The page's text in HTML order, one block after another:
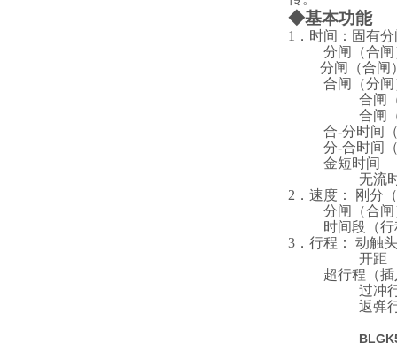
◆基本功能
1 ．时间：固有
分闸（合
分闸（合闸
合闸（分
合闸（分闸
合闸
合-分时间
分-合时间
金短时间
无流
2 ．速度： 刚分
分闸（合
时间段（
3 ．行程： 动触
开距
超行程（
过冲
返弹